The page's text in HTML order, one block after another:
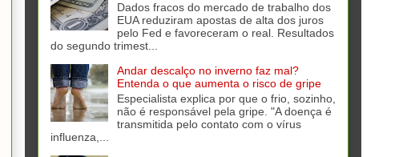
Dados fracos do mercado de trabalho dos
EUA reduziram apostas de alta dos juros
pelo Fed e favoreceram o real. Resultados
do segundo trimest...
Andar descalço no inverno faz mal?
Entenda o que aumenta o risco de gripe
Especialista explica por que o frio, sozinho,
não é responsável pela gripe. "A doença é
transmitida pelo contato com o vírus
influenza,...